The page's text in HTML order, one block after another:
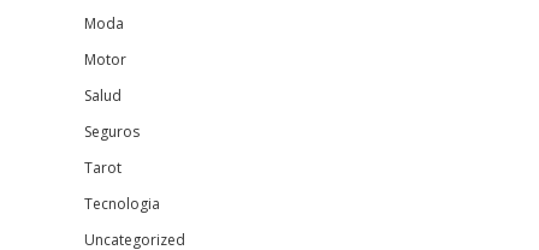
Moda
Motor
Salud
Seguros
Tarot
Tecnologia
Uncategorized